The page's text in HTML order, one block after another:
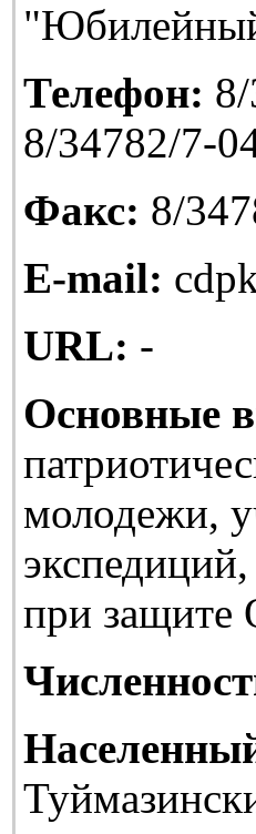
Телефон:
8/34782/7-
Факс: 8/
E-mail:
URL: -
Основные
молодежи,
при защите